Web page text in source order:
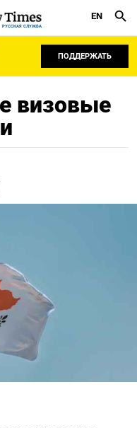
РУССКАЯ СЛУЖБА
EN
ПОДДЕРЖАТЬ
визовые